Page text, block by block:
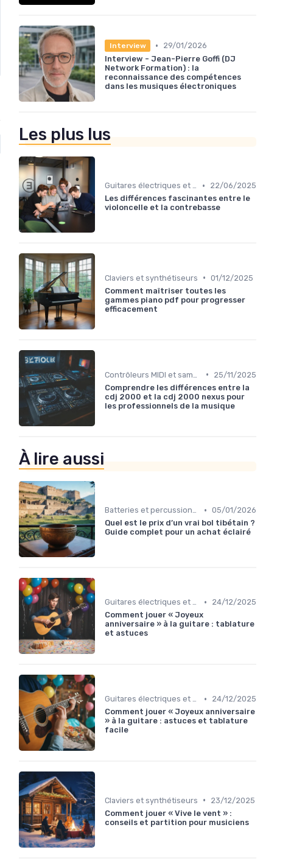
Interview •
29/01/2026
Interview - Jean-Pierre Goffi (DJ
Network Formation) : la
reconnaissance des compétences
dans les musiques électroniques
Les plus lus
Guitares électriques et acoustiques •
22/06/2025
Les différences fascinantes entre le
violoncelle et la contrebasse
Claviers et synthétiseurs • 01/12/2025
Comment maîtriser toutes les
gammes piano pdf pour progresser
efficacement
•
25/11/2025
Comprendre les différences entre la
cdj 2000 et la cdj 2000 nexus pour
les professionnels de la musique
À lire aussi
Batteries et percussions électroniques • 05/01/2026
Quel est le prix d’un vrai bol tibétain ?
Guide complet pour un achat éclairé
Guitares électriques et acoustiques •
24/12/2025
Comment jouer « Joyeux
anniversaire » à la guitare : tablature
et astuces
Guitares électriques et acoustiques •
24/12/2025
Comment jouer « Joyeux anniversaire
» à la guitare : astuces et tablature
facile
Claviers et synthétiseurs •
23/12/2025
Comment jouer « Vive le vent » :
conseils et partition pour musiciens